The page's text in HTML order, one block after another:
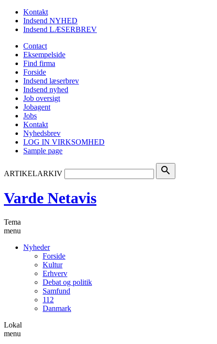
Kontakt
Indsend NYHED
Indsend LÆSERBREV
Contact
Eksempelside
Find firma
Forside
Indsend læserbrev
Indsend nyhed
Job oversigt
Jobagent
Jobs
Kontakt
Nyhedsbrev
LOG IN VIRKSOMHED
Sample page
ARTIKELARKIV search
Varde Netavis
Tema
menu
Nyheder
Forside
Kultur
Erhverv
Debat og politik
Samfund
112
Danmark
Lokal
menu